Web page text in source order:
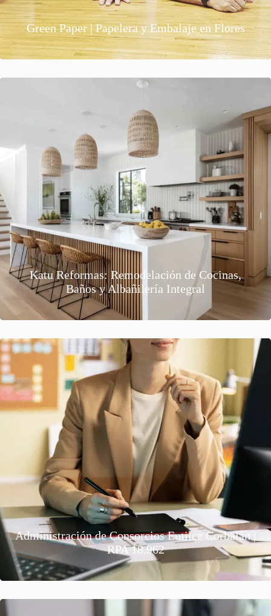
Green Paper | Papelera y Embalaje en Flores
Katu Reformas: Remodelación de Cocinas,
Baños y Albañilería Integral
Administración de Consorcios Emilce Corbalán |
RPA 18.962